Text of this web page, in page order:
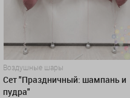
Воздушные шары
Сет "Праздничный: шампань и
пудра"